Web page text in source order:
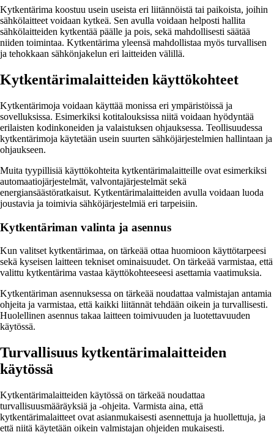
Kytkentärima koostuu usein useista eri liitännöistä tai paikoista, joihin
sähkölaitteet voidaan kytkeä. Sen avulla voidaan helposti hallita
sähkölaitteiden kytkentää päälle ja pois, sekä mahdollisesti säätää
niiden toimintaa. Kytkentärima yleensä mahdollistaa myös turvallisen
ja tehokkaan sähkönjakelun eri laitteiden välillä.
Kytkentärimalaitteiden käyttökohteet
Kytkentärimoja voidaan käyttää monissa eri ympäristöissä ja
sovelluksissa. Esimerkiksi kotitalouksissa niitä voidaan hyödyntää
erilaisten kodinkoneiden ja valaistuksen ohjauksessa. Teollisuudessa
kytkentärimoja käytetään usein suurten sähköjärjestelmien hallintaan ja
ohjaukseen.
Muita tyypillisiä käyttökohteita kytkentärimalaitteille ovat esimerkiksi
automaatiojärjestelmät, valvontajärjestelmät sekä
energiansäästöratkaisut. Kytkentärimalaitteiden avulla voidaan luoda
joustavia ja toimivia sähköjärjestelmiä eri tarpeisiin.
Kytkentäriman valinta ja asennus
Kun valitset kytkentärimaa, on tärkeää ottaa huomioon käyttötarpeesi
sekä kyseisen laitteen tekniset ominaisuudet. On tärkeää varmistaa, että
valittu kytkentärima vastaa käyttökohteeseesi asettamia vaatimuksia.
Kytkentäriman asennuksessa on tärkeää noudattaa valmistajan antamia
ohjeita ja varmistaa, että kaikki liitännät tehdään oikein ja turvallisesti.
Huolellinen asennus takaa laitteen toimivuuden ja luotettavuuden
käytössä.
Turvallisuus kytkentärimalaitteiden
käytössä
Kytkentärimalaitteiden käytössä on tärkeää noudattaa
turvallisuusmääräyksiä ja -ohjeita. Varmista aina, että
kytkentärimalaitteet ovat asianmukaisesti asennettuja ja huollettuja, ja
että niitä käytetään oikein valmistajan ohjeiden mukaisesti.